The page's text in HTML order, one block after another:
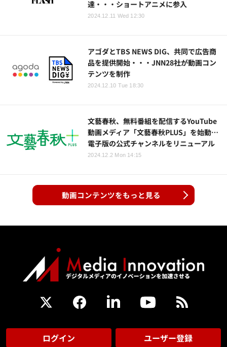
達・・・ショートアニメに参入
2024.12.11 Wed 12:30
アゴダとTBS NEWS DIG、共同で広告商
品を提供開始・・・JNN28社が動画コン
テンツを制作
2024.12.10 Tue 18:30
文藝春秋、無料番組を配信するYouTube
動画メディア「文藝春秋PLUS」を始動…
電子版の公式チャンネルをリニューアル
2024.12.2 Mon 14:15
動画コンテンツをもっと見る
ログイン ユーザー登録